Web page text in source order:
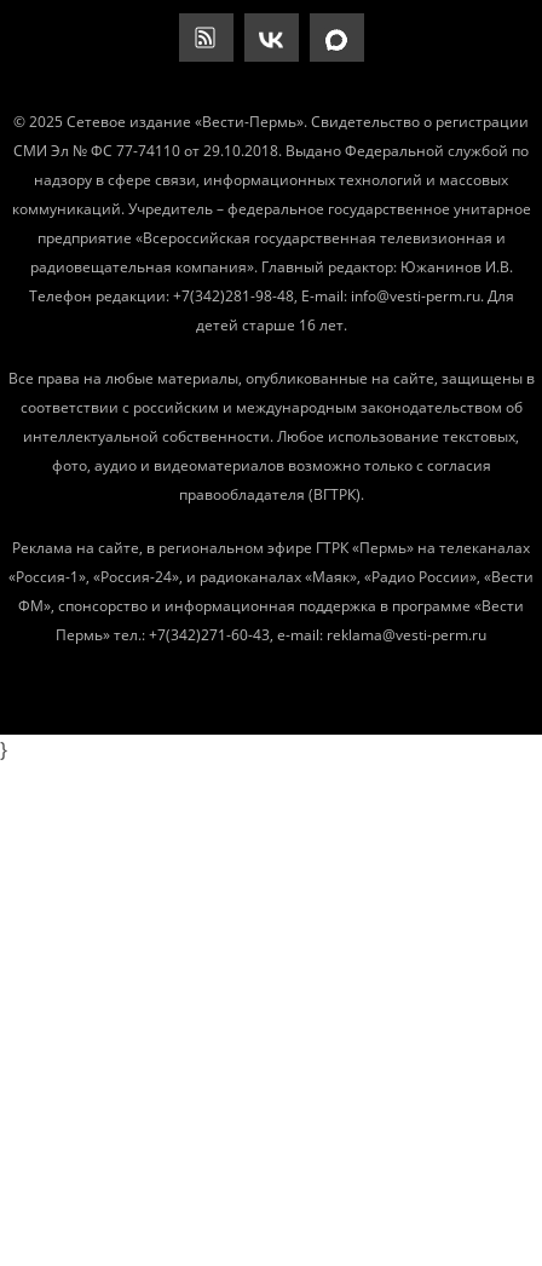
© 2025 Сетевое издание «Вести-Пермь». Свидетельство о регистрации
СМИ Эл № ФС 77-74110 от 29.10.2018. Выдано Федеральной службой по
надзору в сфере связи, информационных технологий и массовых
коммуникаций. Учредитель – федеральное государственное унитарное
предприятие «Всероссийская государственная телевизионная и
радиовещательная компания». Главный редактор: Южанинов И.В.
Телефон редакции: +7(342)281-98-48, E-mail: info@vesti-perm.ru. Для
детей старше 16 лет.
Все права на любые материалы, опубликованные на сайте, защищены в
соответствии с российским и международным законодательством об
интеллектуальной собственности. Любое использование текстовых,
фото, аудио и видеоматериалов возможно только с согласия
правообладателя (ВГТРК).
Реклама на сайте, в региональном эфире ГТРК «Пермь» на телеканалах
«Россия-1», «Россия-24», и радиоканалах «Маяк», «Радио России», «Вести
ФМ», спонсорство и информационная поддержка в программе «Вести
Пермь» тел.: +7(342)271-60-43, e-mail: reklama@vesti-perm.ru
}